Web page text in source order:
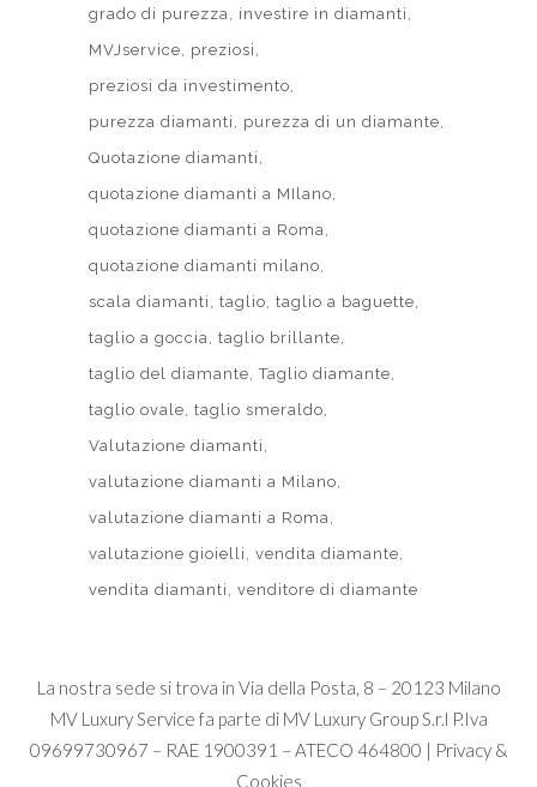
grado di purezza
investire in diamanti
MVJservice
preziosi
preziosi da investimento
purezza diamanti
purezza di un diamante
Quotazione diamanti
quotazione diamanti a MIlano
quotazione diamanti a Roma
quotazione diamanti milano
scala diamanti
taglio taglio a baguette
taglio a goccia taglio brillante
taglio del diamante Taglio diamante
taglio ovale taglio smeraldo
Valutazione diamanti
valutazione diamanti a Milano
valutazione diamanti a Roma
valutazione gioielli
vendita diamante
vendita diamanti
venditore di diamante
La nostra sede si trova in Via della Posta, 8 – 20123 Milano
MV Luxury Service fa parte di MV Luxury Group S.r.l P.Iva
09699730967 – RAE 1900391 – ATECO 464800 |
Privacy &
Cookies